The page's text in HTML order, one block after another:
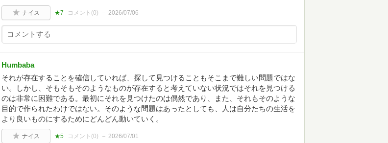
ナイス ★7 コメント(0) 2026/07/06
Humbaba
それが存在することを確信していれば、探して見つけることもそこまで難しい問題ではな
い。しかし、そもそもそのようなものが存在すると考えていない状況ではそれを見つける
のは非常に困難である。最初にそれを見つけたのは偶然であり、また、それもそのような
目的で作られたわけではない。そのような問題はあったとしても、人は自分たちの生活を
より良いものにするためにどんどん動いていく。
ナイス ★5 コメント(0) 2026/07/01